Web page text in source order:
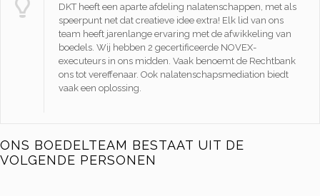
DKT heeft een aparte afdeling nalatenschappen, met als
speerpunt net dat creatieve idee extra! Elk lid van ons
team heeft jarenlange ervaring met de afwikkeling van
boedels. Wij hebben 2 gecertificeerde NOVEX-
executeurs in ons midden. Vaak benoemt de Rechtbank
ons tot vereffenaar. Ook nalatenschapsmediation biedt
vaak een oplossing.
ONS BOEDELTEAM BESTAAT UIT DE
VOLGENDE PERSONEN